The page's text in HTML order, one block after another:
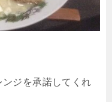
ジを承諾してくれ